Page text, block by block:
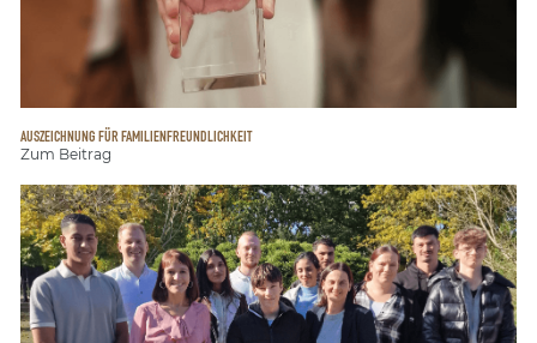
AUSZEICHNUNG FÜR FAMILIENFREUNDLICHKEIT
Zum Beitrag